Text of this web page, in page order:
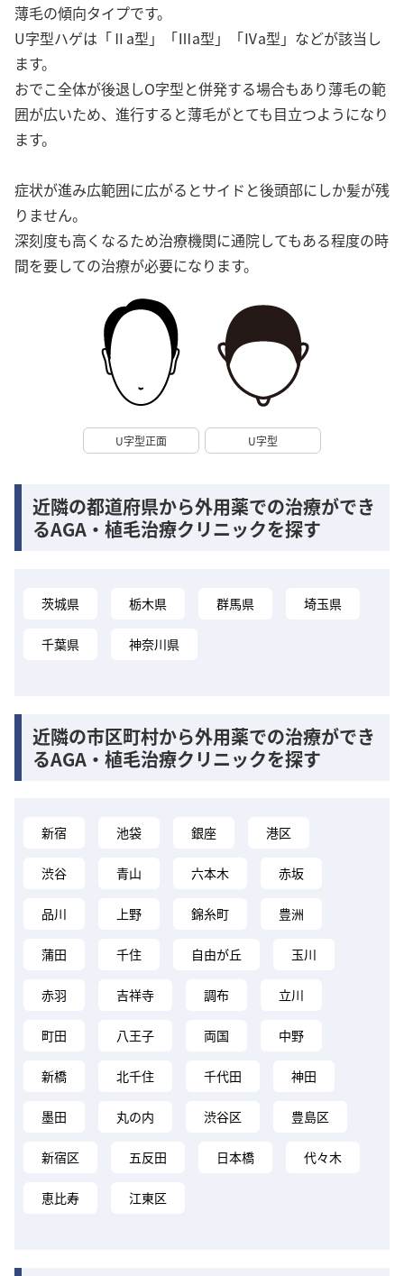
薄毛の傾向タイプです。
U字型ハゲは「Ⅱa型」「Ⅲa型」「Ⅳa型」などが該当し
ます。
おでこ全体が後退しO字型と併発する場合もあり薄毛の範
囲が広いため、進行すると薄毛がとても目立つようになり
ます。
症状が進み広範囲に広がるとサイドと後頭部にしか髪が残
りません。
深刻度も高くなるため治療機関に通院してもある程度の時
間を要しての治療が必要になります。
U字型正面 U字型
近隣の都道府県から外用薬での治療ができ
るAGA・植毛治療クリニックを探す
茨城県 栃木県 群馬県 埼玉県
千葉県 神奈川県
近隣の市区町村から外用薬での治療ができ
るAGA・植毛治療クリニックを探す
新宿 池袋 銀座 港区
渋谷 青山 六本木 赤坂
品川 上野 錦糸町 豊洲
蒲田 千住 自由が丘 玉川
赤羽 吉祥寺 調布 立川
町田 八王子 両国 中野
新橋 北千住 千代田 神田
墨田 丸の内 渋谷区 豊島区
新宿区 五反田 日本橋 代々木
恵比寿 江東区